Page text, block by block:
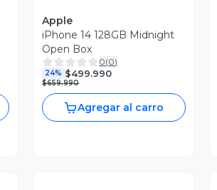
Apple
iPhone 14 128GB Midnight
Open Box
0(0)
24% $499.990
$659.990
Agregar al carro